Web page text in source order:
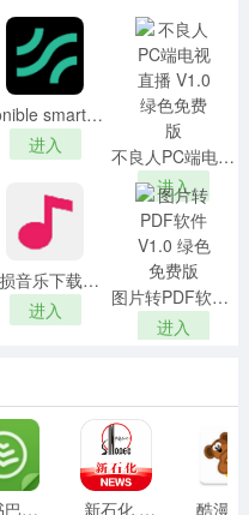
Sonible smartreverbv1.0破解版
进入
不良人PC端电视直播 V1.0 绿色免费版
进入
无损音乐下载器v3.6.2019.407绿色版
进入
图片转PDF软件 V1.0 绿色免费版
进入
读书巴士最新版v2.9.8安卓版 新石化 v6.2.2 安卓版